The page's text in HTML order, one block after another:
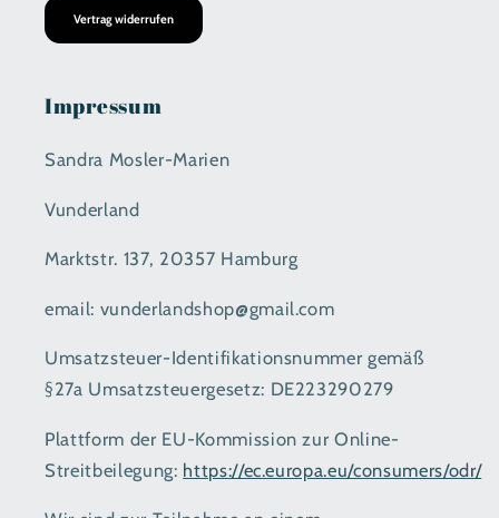
Vertrag widerrufen
Impressum
Sandra Mosler-Marien
Vunderland
Marktstr. 137, 20357 Hamburg
email: vunderlandshop@gmail.com
Umsatzsteuer-Identifikationsnummer gemäß
§27a Umsatzsteuergesetz: DE223290279
Plattform der EU-Kommission zur Online-
Streitbeilegung: https://ec.europa.eu/consumers/odr/